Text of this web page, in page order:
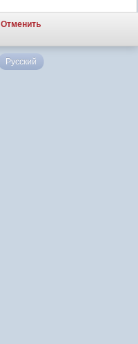
Отменить
Русский